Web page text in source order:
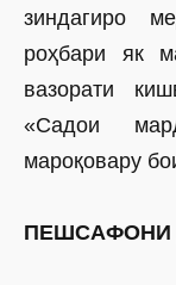
зиндагиро
роҳбари як
вазорати
«Садои
мароқовару
ПЕШСАФОНИ